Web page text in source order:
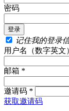
密码
记住我的登录
用户名（数字英文
邮箱 *
邀请码 *
获取邀请码